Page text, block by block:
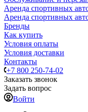
Аренда спортивных
Аренда спортивных
Бренды
Как купить
Условия оплаты
Условия доставки
Контакты
+7 800 250-74-02
Заказать звонок
Задать вопрос
Войти